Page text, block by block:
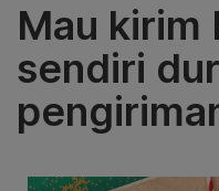
Mau kirim
sendiri